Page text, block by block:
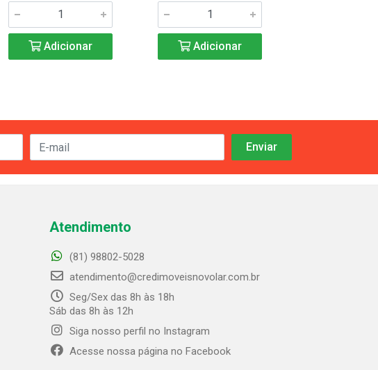
Adicionar Adicionar
Atendimento
(81) 98802-5028
atendimento@credimoveisnovolar.com.br
Seg/Sex das 8h às 18h
Sáb das 8h às 12h
Siga nosso perfil no Instagram
Acesse nossa página no Facebook